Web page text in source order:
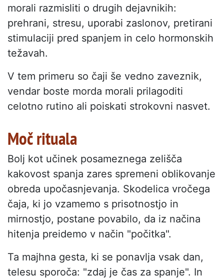
morali razmisliti o drugih dejavnikih:
prehrani, stresu, uporabi zaslonov, pretirani
stimulaciji pred spanjem in celo hormonskih
težavah.
V tem primeru so čaji še vedno zaveznik,
vendar boste morda morali prilagoditi
celotno rutino ali poiskati strokovni nasvet.
Moč rituala
Bolj kot učinek posameznega zelišča
kakovost spanja zares spremeni oblikovanje
obreda upočasnjevanja. Skodelica vročega
čaja, ki jo vzamemo s prisotnostjo in
mirnostjo, postane povabilo, da iz načina
hitenja preidemo v način "počitka".
Ta majhna gesta, ki se ponavlja vsak dan,
telesu sporoča: "zdaj je čas za spanje". In